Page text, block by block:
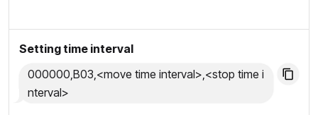
Setting time interval
000000,B03,<move time interval>,<stop time i
nterval>